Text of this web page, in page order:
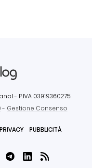
- P.IVA 03919360275
- Gestione Consenso
PRIVACY PUBBLICITÀ